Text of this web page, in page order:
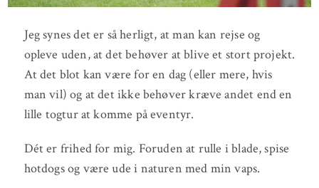
Jeg synes det er så herligt, at man kan rejse og
opleve uden, at det behøver at blive et stort projekt.
At det blot kan være for en dag (eller mere, hvis
man vil) og at det ikke behøver kræve andet end en
lille togtur at komme på eventyr.
Dét er frihed for mig. Foruden at rulle i blade, spise
hotdogs og være ude i naturen med min vaps.